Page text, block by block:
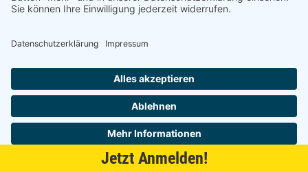
Jetzt Anmelden!
Paralleladapter